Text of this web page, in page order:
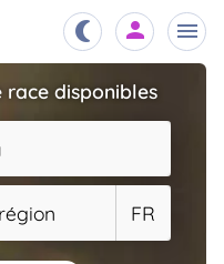
race disponibles
FR